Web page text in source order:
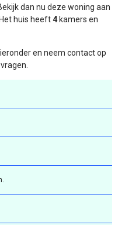
dan nu deze woning aan
huis heeft4 kamers en
en neem contact op